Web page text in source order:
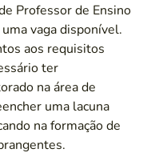
Professor de Ensino
vaga disponível.
aos requisitos
ter
na área de
uma lacuna
na formação de